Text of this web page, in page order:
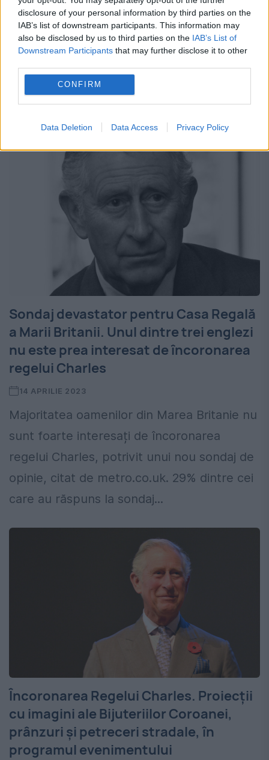
disclosure of your personal information by third parties on the
IAB’s list of downstream participants. This information may
also be disclosed by us to third parties on the IAB’s List of
Downstream Participants that may further disclose it to other
CONFIRM
Data Deletion Data Access Privacy Policy
zilnic cu fosta, Camila Morrone
28 APRILIE 2023
Leonardo DiCaprio și Camila Morrone s-au
despărțit după patru ani de relație în vara
anului trecut, la scurt timp după ce aceasta
Sondaj devastator pentru Casa Regală
a Marii Britanii. Unul dintre trei englezi
nu este prea interesat de încoronarea
regelui Charles
14 APRILIE 2023
Majoritatea oamenilor din Marea Britanie nu
sunt foarte interesați de încoronarea
regelui Charles, potrivit unui nou sondaj de
opinie, citat de metro.co.uk. 29% dintre cei
care au răspuns la sondaj...
Încoronarea Regelui Charles. Proiecţii
cu imagini ale Bijuteriilor Coroanei,
prânzuri şi petreceri stradale, în
programul evenimentului